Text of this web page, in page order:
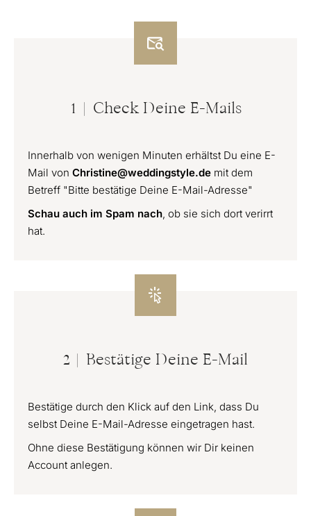
1 | Check Deine E-Mails
Innerhalb von wenigen Minuten erhältst Du eine E-
Mail von Christine@weddingstyle.de mit dem
Betreff "Bitte bestätige Deine E-Mail-Adresse"
Schau auch im Spam nach, ob sie sich dort verirrt
hat.
2 | Bestätige Deine E-Mail
Bestätige durch den Klick auf den Link, dass Du
selbst Deine E-Mail-Adresse eingetragen hast.
Ohne diese Bestätigung können wir Dir keinen
Account anlegen.